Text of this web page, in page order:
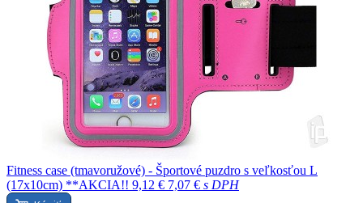
Fitness case (tmavoružové) - Športové puzdro s veľkosťou L
(17x10cm) **AKCIA!! 9,12 € 7,07 € s DPH